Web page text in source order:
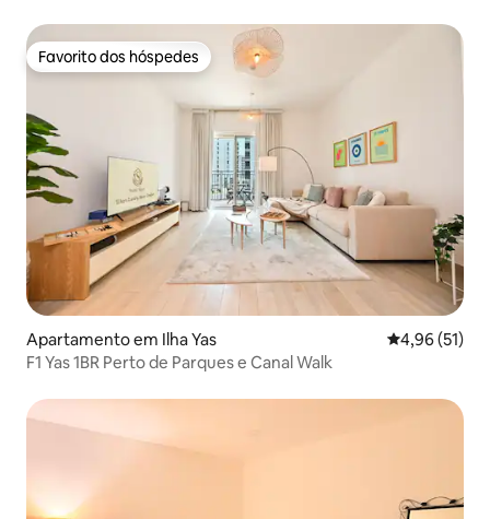
Favorito dos hóspedes
Favorito dos hóspedes
Apartamento em Ilha Yas Classificação
4,96 (51)
F1 Yas 1BR Perto de Parques e Canal Walk